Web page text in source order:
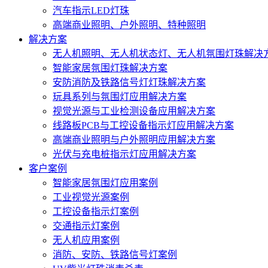
汽车指示LED灯珠
高端商业照明、户外照明、特种照明
解决方案
无人机照明、无人机状态灯、无人机氛围灯珠解决
智能家居氛围灯珠解决方案
安防消防及铁路信号灯灯珠解决方案
玩具系列与氛围灯应用解决方案
视觉光源与工业检测设备应用解决方案
线路板PCB与工控设备指示灯应用解决方案
高端商业照明与户外照明应用解决方案
光伏与充电桩指示灯应用解决方案
客户案例
智能家居氛围灯应用案例
工业视觉光源案例
工控设备指示灯案例
交通指示灯案例
无人机应用案例
消防、安防、铁路信号灯案例